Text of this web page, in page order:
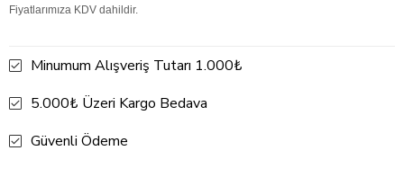
Fiyatlarımıza KDV dahildir.
Minumum Alışveriş Tutarı 1.000₺
5.000₺ Üzeri Kargo Bedava
Güvenli Ödeme